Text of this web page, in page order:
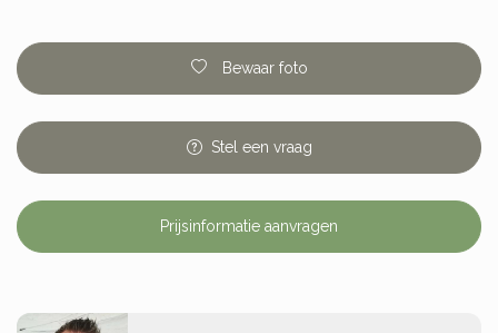
Bewaar foto
Stel een vraag
Prijsinformatie aanvragen